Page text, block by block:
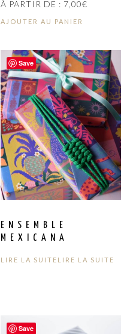
À PARTIR DE : 7,00€
AJOUTER AU PANIER
Save
ENSEMBLE
MEXICANA
LIRE LA SUITE LIRE LA SUITE
Save